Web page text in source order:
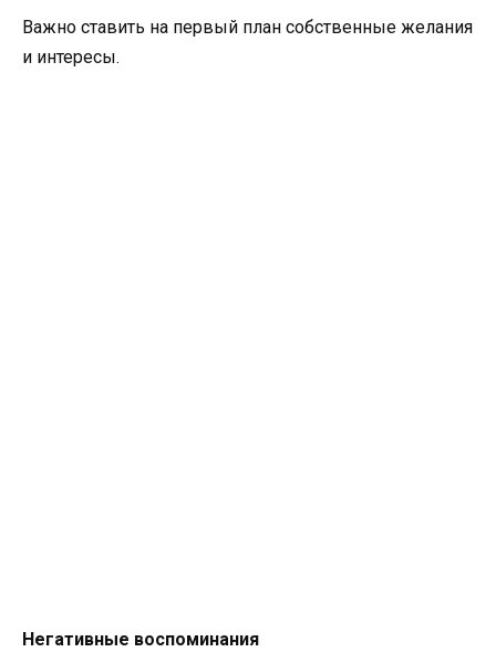
Важно ставить на первый план собственные желания
и интересы.
Негативные воспоминания